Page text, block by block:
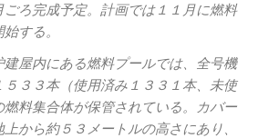
ごろ完成予定。計画では１１月に燃料
する。
建屋内にある燃料プールでは、全号機
５３３本（使用済み１３３１本、未使
燃料集合体が保管されている。カバー
から約５３メートルの高さにあり、